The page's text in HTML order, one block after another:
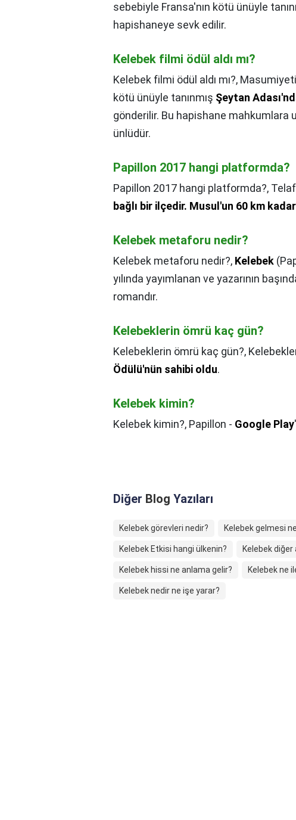
sebebiyle Fransa'nın kötü ünüyle
hapishaneye sevk edilir.
Kelebek filmi ödül aldı mı?
Kelebek filmi ödül aldı mı?,
kötü ünüyle tanınmış Şeytan
gönderilir. Bu hapishane mahkumlara
ünlüdür.
Papillon 2017 hangi platformda?
Papillon 2017 hangi platformda?,
bağlı bir ilçedir. Musul'un 60 km
Kelebek metaforu nedir?
Kelebek metaforu nedir?, Kelebek
yılında yayımlanan ve yazarının
romandır.
Kelebeklerin ömrü kaç gün?
Kelebeklerin ömrü kaç gün?,
Ödülü'nün sahibi oldu.
Kelebek kimin?
Kelebek kimin?, Papillon - Google Play
Diğer Blog Yazıları
Kelebek görevleri nedir? Kelebek gelmesi
Kelebek Etkisi hangi ülkenin? Kelebek diğer
Kelebek hissi ne anlama gelir? Kelebek ne
Kelebek nedir ne işe yarar?